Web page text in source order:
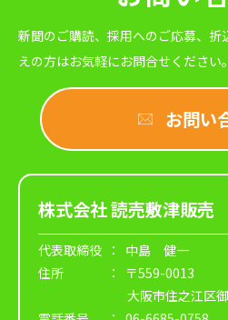
新聞のご購読、採用へのご応募、
えの方はお気軽にお問合せください。
お問い
株式会社 読売敷津販売
代表取締役 ： 中島 健一
住所
： 〒559-0013
大阪市住之江区